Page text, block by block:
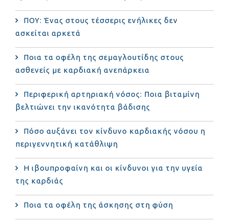
ΠΟΥ: Ένας στους τέσσερις ενήλικες δεν
ασκείται αρκετά
Ποια τα οφέλη της σεμαγλουτίδης στους
ασθενείς με καρδιακή ανεπάρκεια
Περιφερική αρτηριακή νόσος: Ποια βιταμίνη
βελτιώνει την ικανότητα βάδισης
Πόσο αυξάνει τον κίνδυνο καρδιακής νόσου η
περιγεννητική κατάθλιψη
Η ιβουπροφαίνη και οι κίνδυνοι για την υγεία
της καρδιάς
Ποια τα οφέλη της άσκησης στη φύση